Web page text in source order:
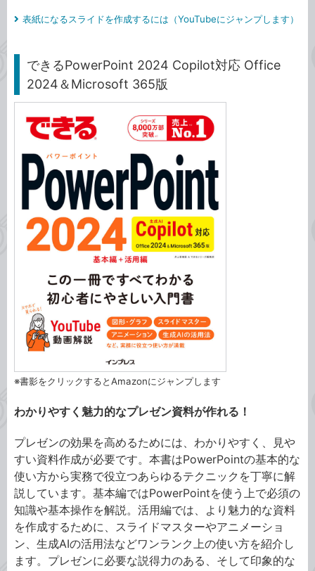
表紙になるスライドを作成するには（YouTubeにジャンプします）
できるPowerPoint 2024 Copilot対応 Office
2024＆Microsoft 365版
※書影をクリックするとAmazonにジャンプします
わかりやすく魅力的なプレゼン資料が作れる！
プレゼンの効果を高めるためには、わかりやすく、見や
すい資料作成が必要です。本書はPowerPointの基本的な
使い方から実務で役立つあらゆるテクニックを丁寧に解
説しています。基本編ではPowerPointを使う上で必須の
知識や基本操作を解説。活用編では、より魅力的な資料
を作成するために、スライドマスターやアニメーショ
ン、生成AIの活用法などワンランク上の使い方を紹介し
ます。プレゼンに必要な説得力のある、そして印象的な